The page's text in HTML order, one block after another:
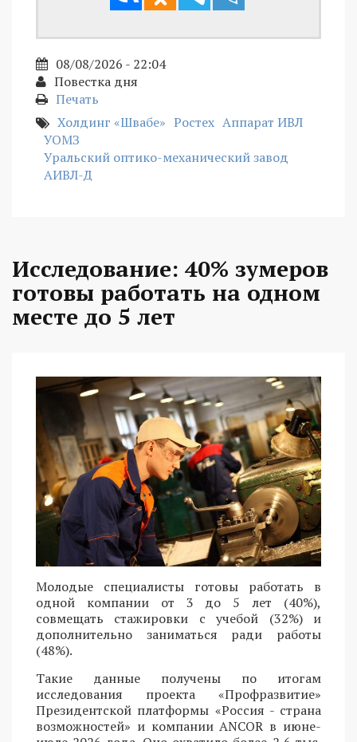
08/08/2026 - 22:04
Повестка дня
Печать
Холдинг «Швабе» Ростех Аппарат ИВЛ
УОМЗ
Уральский оптико-механический завод
АИВЛ-Д
Исследование: 40% зумеров
готовы работать на одном
месте до 5 лет
Молодые специалисты готовы работать в
одной компании от 3 до 5 лет (40%),
совмещать стажировки с учебой (32%) и
дополнительно заниматься ради работы
(48%).
Такие данные получены по итогам
исследования проекта «Профразвитие»
Президентской платформы «Россия - страна
возможностей» и компании ANCOR в июне-